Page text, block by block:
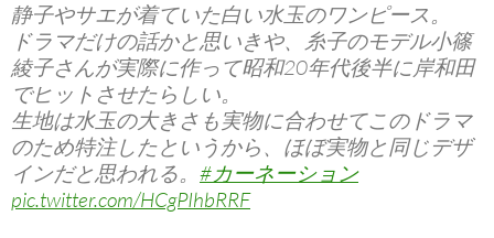
静子やサエが着ていた白い水玉のワンピース。
ドラマだけの話かと思いきや、糸子のモデル小篠
綾子さんが実際に作って昭和20年代後半に岸和田
でヒットさせたらしい。
生地は水玉の大きさも実物に合わせてこのドラマ
のため特注したというから、ほぼ実物と同じデザ
インだと思われる。 #カーネーション
pic.twitter.com/HCgPIhbRRF